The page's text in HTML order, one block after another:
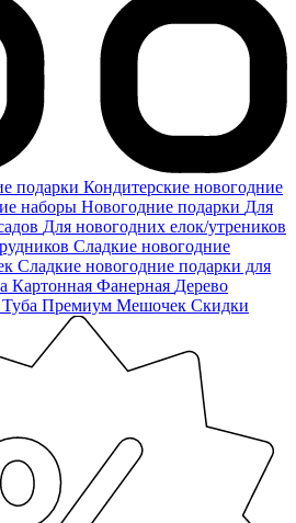
подарки Кондитерские новогодние
наборы Новогодние подарки Для
Для новогодних елок/утреников
Сладкие новогодние
Сладкие новогодние подарки для
Картонная Фанерная Дерево
Туба Премиум Мешочек Скидки